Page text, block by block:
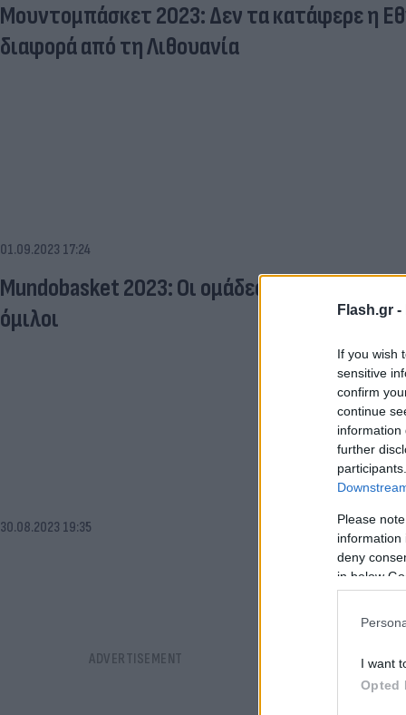
Flash.gr -
If you wish
sensitive
confirm
continue
information
further
Please
information
deny
in below
I want
Opted
Μουντομπάσκετ 2023: Δεν τα κατάφερε η
διαφορά από τη Λιθουανία
01.09.2023 17:24
Mundobasket 2023: Οι ομάδες που
όμιλοι
30.08.2023 19:35